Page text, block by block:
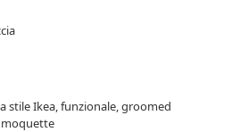
stile Ikea, funzionale, groomed